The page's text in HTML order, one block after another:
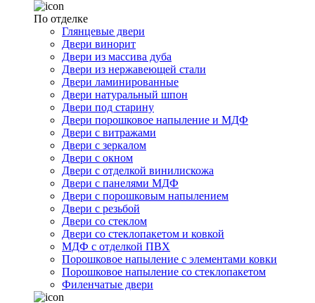
По отделке
Глянцевые двери
Двери винорит
Двери из массива дуба
Двери из нержавеющей стали
Двери ламинированные
Двери натуральный шпон
Двери под старину
Двери порошковое напыление и МДФ
Двери с витражами
Двери с зеркалом
Двери с окном
Двери с отделкой винилискожа
Двери с панелями МДФ
Двери с порошковым напылением
Двери с резьбой
Двери со стеклом
Двери со стеклопакетом и ковкой
МДФ с отделкой ПВХ
Порошковое напыление с элементами ковки
Порошковое напыление со стеклопакетом
Филенчатые двери